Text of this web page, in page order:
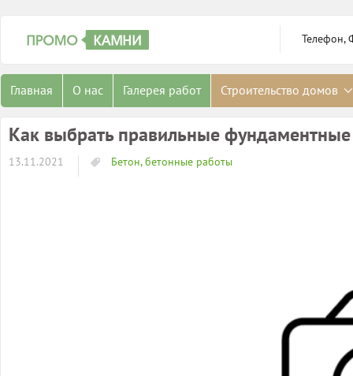
Телефон,
Главная О нас Галерея работ Строительство домов
Как выбрать правильные
13.11.2021 Бетон, бетонные работы